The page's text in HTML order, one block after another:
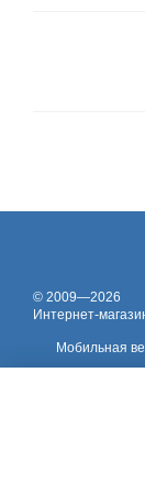
© 2009—2026
Интернет-
Мобильная